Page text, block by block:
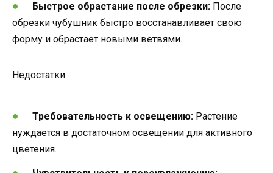
Быстрое обрастание после обрезки: После
обрезки чубушник быстро восстанавливает свою
форму и обрастает новыми ветвями.
Недостатки:
Требовательность к освещению: Растение
нуждается в достаточном освещении для активного
цветения.